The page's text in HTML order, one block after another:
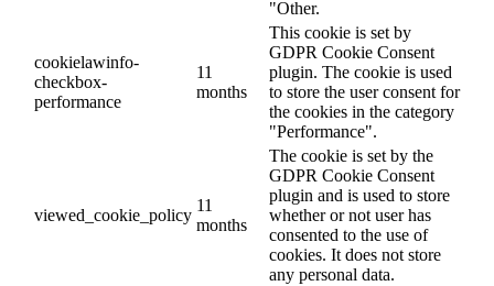
"Other.
cookielawinfo-
checkbox-
performance
11
months
This cookie is set by
GDPR Cookie Consent
plugin. The cookie is used
to store the user consent for
the cookies in the category
"Performance".
viewed_cookie_policy
11
months
The cookie is set by the
GDPR Cookie Consent
plugin and is used to store
whether or not user has
consented to the use of
cookies. It does not store
any personal data.